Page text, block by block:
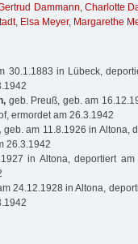
Dammann, Charlotte
, Elsa Meyer, Margarethe
30.1.1883 in Lübeck,
geb. Preuß, geb. am
ermordet am 26.3.1942
geb. am 11.8.1926 in Altona,
26.3.1942
in Altona, deportiert
24.12.1928 in Altona,